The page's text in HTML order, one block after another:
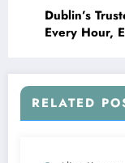
Dublin’s
Every Hour,
RELATED